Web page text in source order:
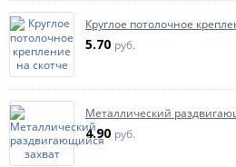
Круглое потолочное
5.70 руб.
Металлический
4.90 руб.